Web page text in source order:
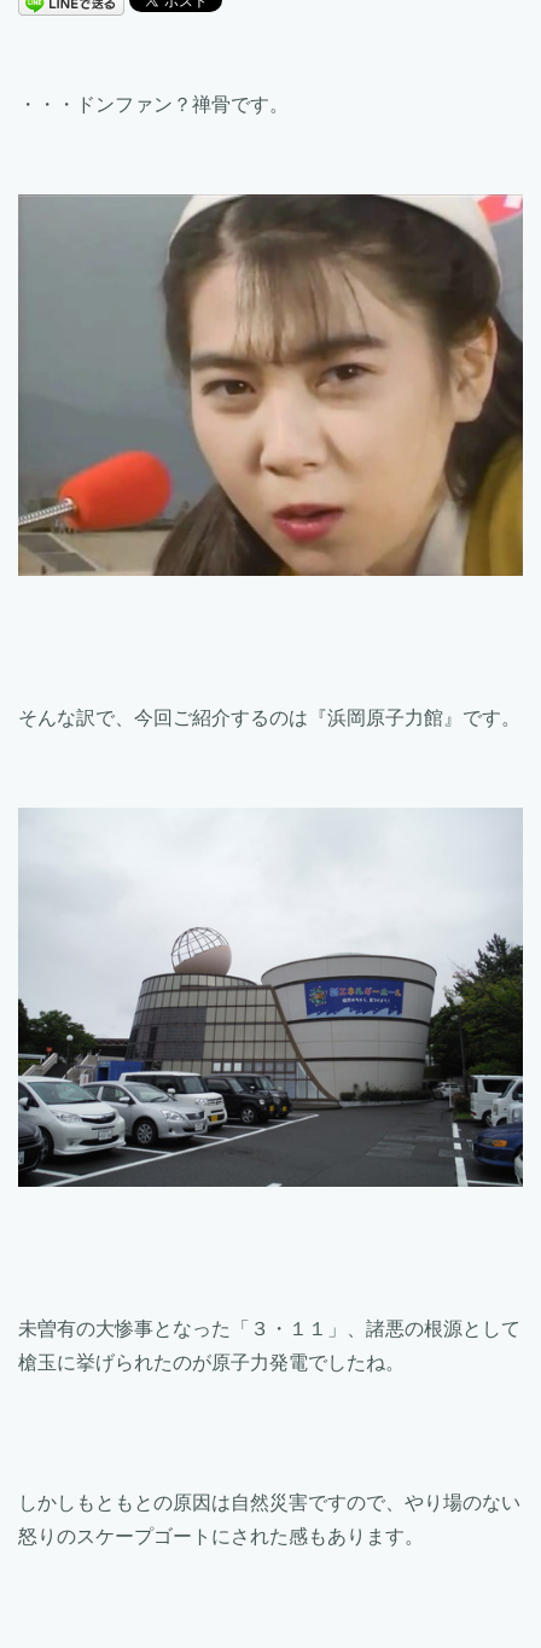
・・・ドンファン？禅骨です。
そんな訳で、今回ご紹介するのは『浜岡原子力館』です。
未曽有の大惨事となった「３・１１」、諸悪の根源として
槍玉に挙げられたのが原子力発電でしたね。
しかしもともとの原因は自然災害ですので、やり場のない
怒りのスケープゴートにされた感もあります。